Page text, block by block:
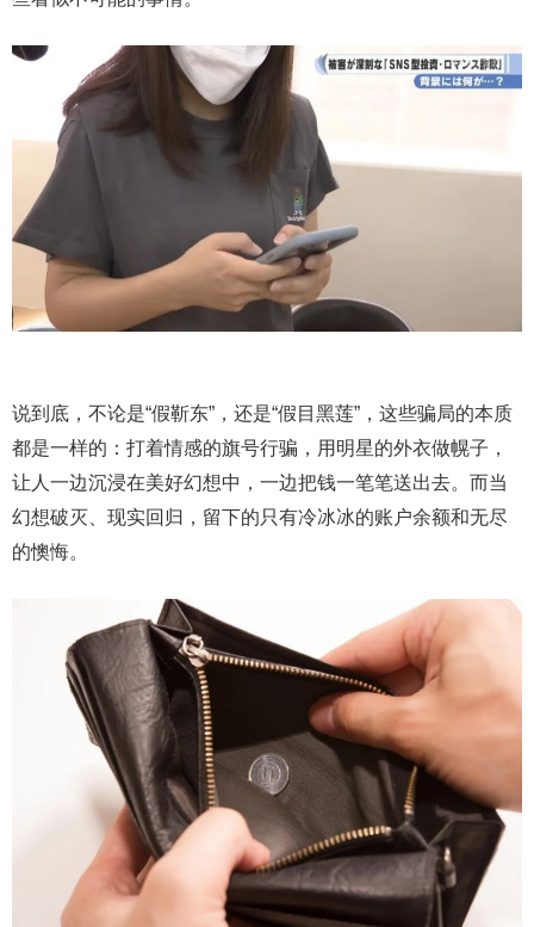
说到底，不论是“假靳东”，还是“假目黑莲”，这些骗局的本质
都是一样的：打着情感的旗号行骗，用明星的外衣做幌子，
让人一边沉浸在美好幻想中，一边把钱一笔笔送出去。而当
幻想破灭、现实回归，留下的只有冷冰冰的账户余额和无尽
的懊悔。